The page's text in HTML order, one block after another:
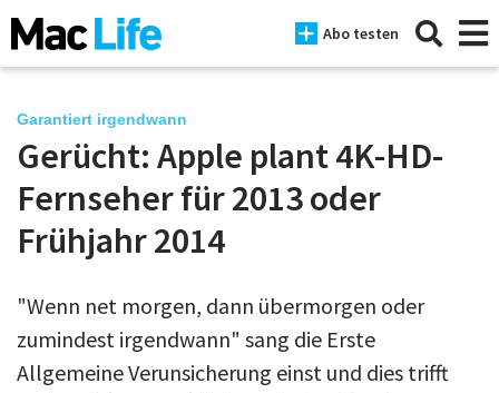
Abo testen
News
iPhone
iPad
Tests
Garantiert irgendwann
Gerücht: Apple plant 4K-HD-
Fernseher für 2013 oder
Frühjahr 2014
"Wenn net morgen, dann übermorgen oder
zumindest irgendwann" sang die Erste
Allgemeine Verunsicherung einst und dies trifft